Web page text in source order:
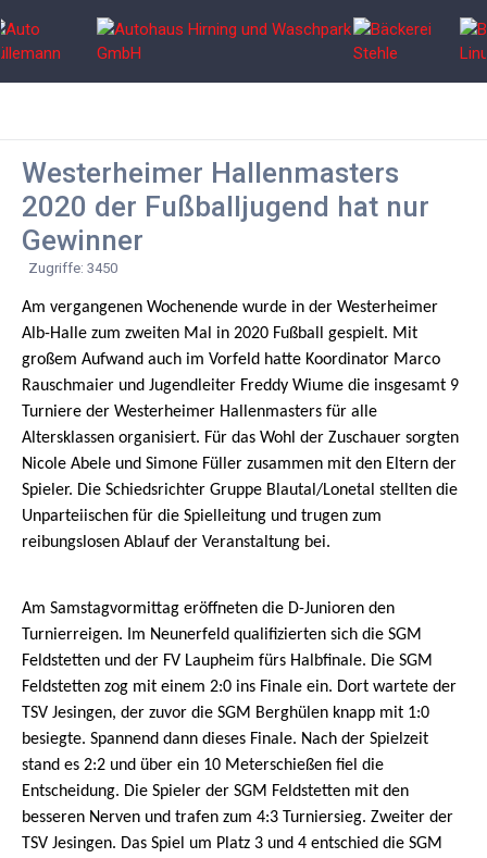
Westerheimer Hallenmasters
2020 der Fußballjugend hat nur
Gewinner
Zugriffe: 3450
Am vergangenen Wochenende wurde in der Westerheimer
Alb-Halle zum zweiten Mal in 2020 Fußball gespielt. Mit
großem Aufwand auch im Vorfeld hatte Koordinator Marco
Rauschmaier und Jugendleiter Freddy Wiume die insgesamt 9
Turniere der Westerheimer Hallenmasters für alle
Altersklassen organisiert. Für das Wohl der Zuschauer sorgten
Nicole Abele und Simone Füller zusammen mit den Eltern der
Spieler. Die Schiedsrichter Gruppe Blautal/Lonetal stellten die
Unparteiischen für die Spielleitung und trugen zum
reibungslosen Ablauf der Veranstaltung bei.
Am Samstagvormittag eröffneten die D-Junioren den
Turnierreigen. Im Neunerfeld qualifizierten sich die SGM
Feldstetten und der FV Laupheim fürs Halbfinale. Die SGM
Feldstetten zog mit einem 2:0 ins Finale ein. Dort wartete der
TSV Jesingen, der zuvor die SGM Berghülen knapp mit 1:0
besiegte. Spannend dann dieses Finale. Nach der Spielzeit
stand es 2:2 und über ein 10 Meterschießen fiel die
Entscheidung. Die Spieler der SGM Feldstetten mit den
besseren Nerven und trafen zum 4:3 Turniersieg. Zweiter der
TSV Jesingen. Das Spiel um Platz 3 und 4 entschied die SGM